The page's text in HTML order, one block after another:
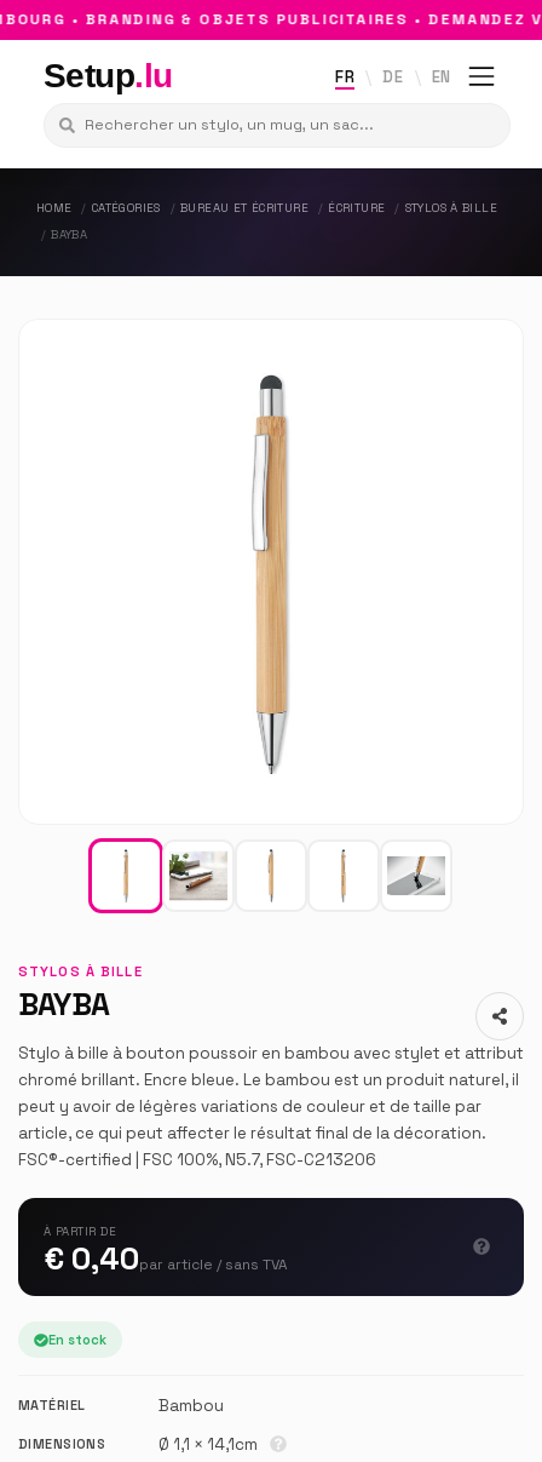
• BRANDING & OBJETS PUBLICITAIRES • DEMANDEZ
Setup.lu FR DE EN
HOME CATÉGORIES BUREAU ET ÉCRITURE ÉCRITURE
STYLOS À BILLE
BAYBA
STYLOS À BILLE
BAYBA
Stylo à bille à bouton poussoir en bambou avec stylet et attribut
chromé brillant. Encre bleue. Le bambou est un produit naturel, il
peut y avoir de légères variations de couleur et de taille par
article, ce qui peut affecter le résultat final de la décoration.
FSC®-certified | FSC 100%, N5.7, FSC-C213206
À PARTIR DE
€ 0,40par article / sans TVA
En stock
MATÉRIEL Bambou
DIMENSIONS Ø 1,1 × 14,1cm